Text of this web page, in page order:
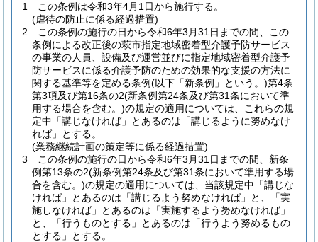
1
この条例は令和3年4月1日から施行する。
(虐待の防止に係る経過措置)
2
この条例の施行の日から令和6年3月31日までの間、この
条例による改正後の萩市指定地域密着型介護予防サービス
の事業の人員、設備及び運営並びに指定地域密着型介護予
防サービスに係る介護予防のための効果的な支援の方法に
関する基準等を定める条例(以下「新条例」という。)第4条
第3項及び第16条の2(新条例第24条及び第31条において準
用する場合を含む。)の規定の適用については、これらの規
定中「講じなければ」とあるのは「講じるように努めなけ
れば」とする。
(業務継続計画の策定等に係る経過措置)
3
この条例の施行の日から令和6年3月31日までの間、新条
例第13条の2(新条例第24条及び第31条において準用する場
合を含む。)の規定の適用については、当該規定中「講じな
ければ」とあるのは「講じるよう努めなければ」と、「実
施しなければ」とあるのは「実施するよう努めなければ」
と、「行うものとする」とあるのは「行うよう努めるもの
とする」とする。